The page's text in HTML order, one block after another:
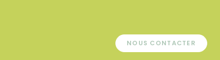
NOUS CONTACTER